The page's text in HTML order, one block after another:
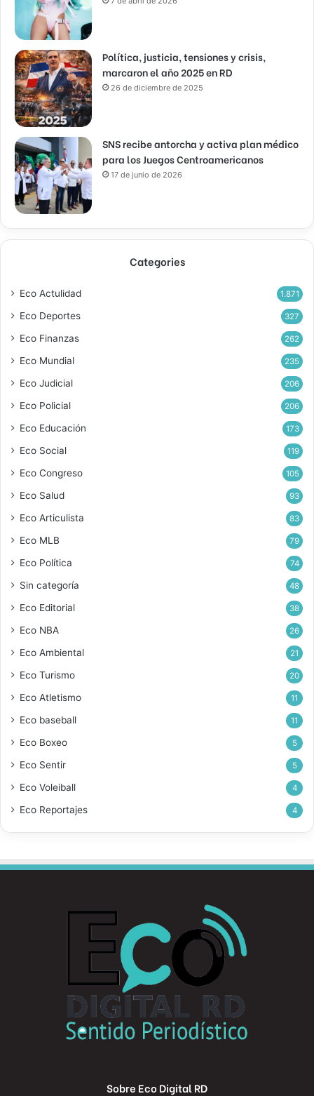
Política, justicia, tensiones y crisis,
marcaron el año 2025 en RD
26 de diciembre de 2025
SNS recibe antorcha y activa plan médico
para los Juegos Centroamericanos
17 de junio de 2026
Categories
Eco Actulidad 1.871
Eco Deportes 327
Eco Finanzas 262
Eco Mundial 235
Eco Judicial 206
Eco Policial 206
Eco Educación 173
Eco Social 119
Eco Congreso 105
Eco Salud 93
Eco Articulista 83
Eco MLB 79
Eco Política 74
Sin categoría 48
Eco Editorial 38
Eco NBA 26
Eco Ambiental 21
Eco Turismo 20
Eco Atletismo 11
Eco baseball 11
Eco Boxeo 5
Eco Sentir 5
Eco Voleiball 4
Eco Reportajes 4
Sobre Eco Digital RD